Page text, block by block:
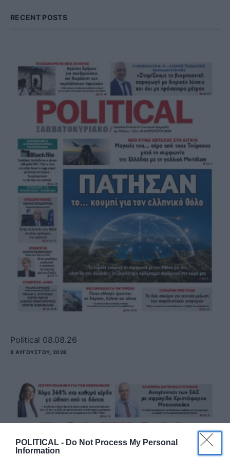
POLITICAL - Do Not Process My Personal
Information
RECENT POSTS
Political 08.08.26
8 ΑΥΓΟΎΣΤΟΥ, 2026